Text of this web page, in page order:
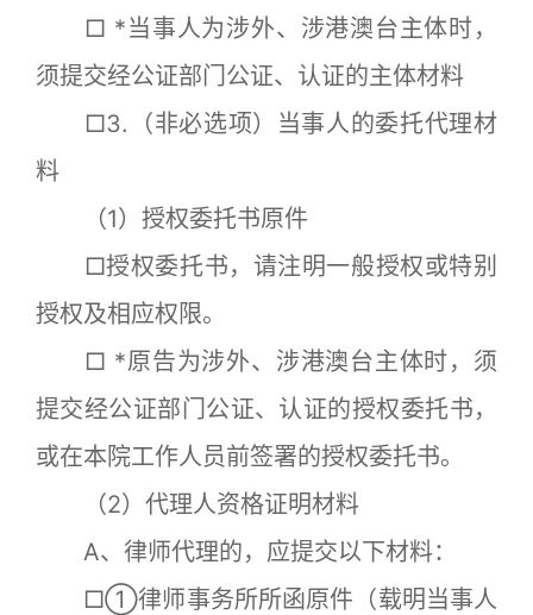
□ *当事人为涉外、涉港澳台主体时，
须提交经公证部门公证、认证的主体材料
□3.（非必选项）当事人的委托代理材
料
（1）授权委托书原件
□授权委托书，请注明一般授权或特别
授权及相应权限。
□ *原告为涉外、涉港澳台主体时，须
提交经公证部门公证、认证的授权委托书，
或在本院工作人员前签署的授权委托书。
（2）代理人资格证明材料
A、律师代理的，应提交以下材料：
□①律师事务所所函原件（载明当事人